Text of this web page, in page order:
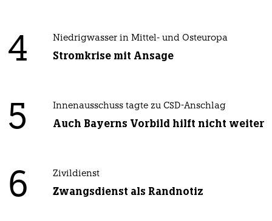
4 Niedrigwasser in Mittel- und Osteuropa
Stromkrise mit Ansage
5 Innenausschuss tagte zu CSD-Anschlag
Auch Bayerns Vorbild hilft nicht weiter
6 Zivildienst
Zwangsdienst als Randnotiz